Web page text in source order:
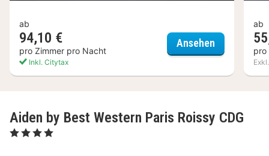
ab
94,10 €
pro Zimmer pro Nacht
Inkl. Citytax
Ansehen Pentahotel
ab
pro
Aiden by Best Western Paris Roissy CDG
, 4 Sterne